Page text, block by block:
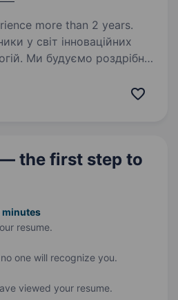
more than 2 years.
у світ інноваційних
Ми будуємо роздрібну
та стосунків з клієнтом.
the first step to
minutes
resume.
one will recognize you.
viewed your resume.